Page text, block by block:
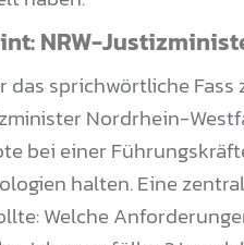
NRW-
das sprichwörtliche
Nordrhein-
bei einer
halten. Eine
Welche